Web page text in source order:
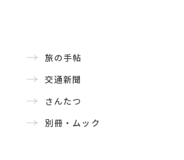
旅の手帖
交通新聞
さんたつ
別冊・ムック